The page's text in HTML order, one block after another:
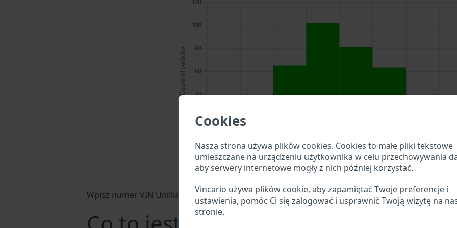
Cookies
Nasza strona używa plików cookies. Cookies to małe pliki tekstowe
umieszczane na urządzeniu użytkownika w celu przechowywania
aby serwery internetowe mogły z nich później korzystać.
Vincario używa plików cookie, aby zapamiętać Twoje preferencje i
ustawienia, pomóc Ci się zalogować i usprawnić Twoją wizytę na
stronie.
Wpisz numer VIN Unillia w pole wyszukiwania powyżej, aby sprawdzić, jakie szczegóły pojazdu